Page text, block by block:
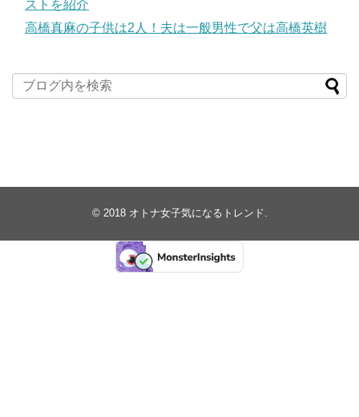
ストを紹介
高橋真麻の子供は2人！夫は一般男性で父は高橋英樹
© 2018 オトナ女子気になるトレンド.